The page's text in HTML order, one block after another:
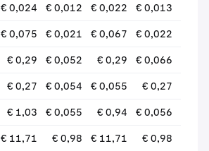
€ 0,024 € 0,012 € 0,022 € 0,013
€ 0,075 € 0,021 € 0,067 € 0,022
€ 0,29 € 0,052 € 0,29 € 0,066
€ 0,27 € 0,054 € 0,055 € 0,27
€ 1,03 € 0,055 € 0,94 € 0,056
€ 11,71 € 0,98 € 11,71 € 0,98